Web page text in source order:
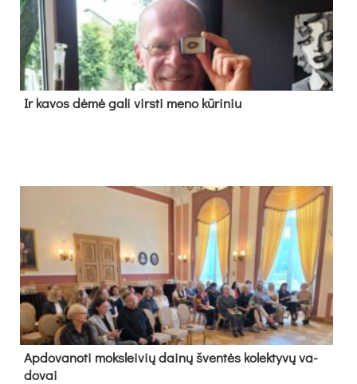
Ir ka­vos dė­mė ga­li virs­ti me­no kū­ri­niu
Ap­do­va­no­ti moks­lei­vių dai­nų šven­tės ko­lek­ty­vų va­
do­vai